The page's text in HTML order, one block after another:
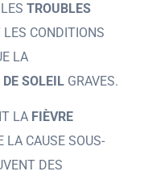
TROUBLES
LES CONDITIONS
LA
DE SOLEIL GRAVES.
LA FIÈVRE
LA CAUSE SOUS-
DES